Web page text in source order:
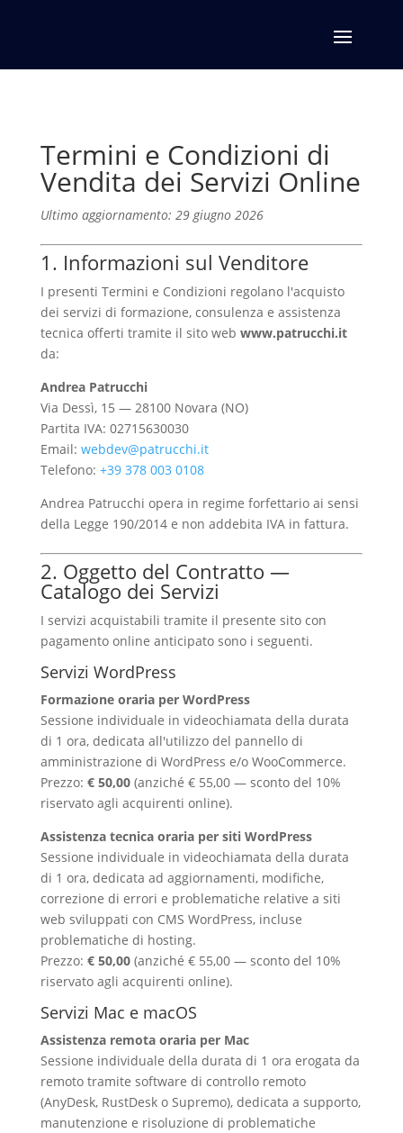
Termini e Condizioni di
Vendita dei Servizi Online
Ultimo aggiornamento: 29 giugno 2026
1. Informazioni sul Venditore
I presenti Termini e Condizioni regolano l'acquisto
dei servizi di formazione, consulenza e assistenza
tecnica offerti tramite il sito web www.patrucchi.it
da:
Andrea Patrucchi
Via Dessì, 15 — 28100 Novara (NO)
Partita IVA: 02715630030
Email: webdev@patrucchi.it
Telefono: +39 378 003 0108
Andrea Patrucchi opera in regime forfettario ai sensi
della Legge 190/2014 e non addebita IVA in fattura.
2. Oggetto del Contratto —
Catalogo dei Servizi
I servizi acquistabili tramite il presente sito con
pagamento online anticipato sono i seguenti.
Servizi WordPress
Formazione oraria per WordPress
Sessione individuale in videochiamata della durata
di 1 ora, dedicata all'utilizzo del pannello di
amministrazione di WordPress e/o WooCommerce.
Prezzo: € 50,00(anziché € 55,00 — sconto del 10%
riservato agli acquirenti online).
Assistenza tecnica oraria per siti WordPress
Sessione individuale in videochiamata della durata
di 1 ora, dedicata ad aggiornamenti, modifiche,
correzione di errori e problematiche relative a siti
web sviluppati con CMS WordPress, incluse
problematiche di hosting.
Prezzo: € 50,00(anziché € 55,00 — sconto del 10%
riservato agli acquirenti online).
Servizi Mac e macOS
Assistenza remota oraria per Mac
Sessione individuale della durata di 1 ora erogata da
remoto tramite software di controllo remoto
(AnyDesk, RustDesk o Supremo), dedicata a supporto,
manutenzione e risoluzione di problematiche